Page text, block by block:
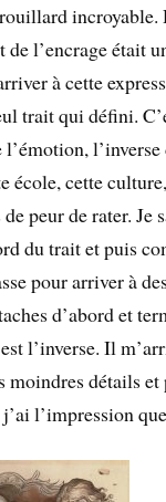
incroyable.
l’encrage était
à cette
trait qui défini.
l’émotion,
école, cette
peur de rater. Je
du trait et puis
pour arriver à
d’abord et
l’inverse. Il
moindres détails
l’impression